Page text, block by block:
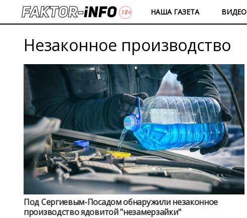
НАША ГАЗЕТА ВИДЕО
Незаконное производство
Под Сергиевым-Посадом обнаружили незаконное
производство ядовитой "незамерзайки"